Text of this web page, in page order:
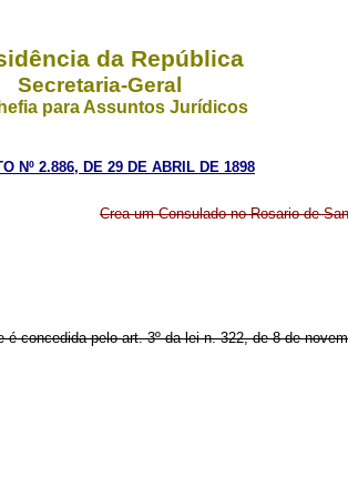
da República
Secretaria-Geral
para Assuntos Jurídicos
Nº 2.886, DE 29 DE ABRIL DE 1898
Crea um Consulado no Rosario de
é concedida pelo art. 3º da lei n. 322, de 8 de